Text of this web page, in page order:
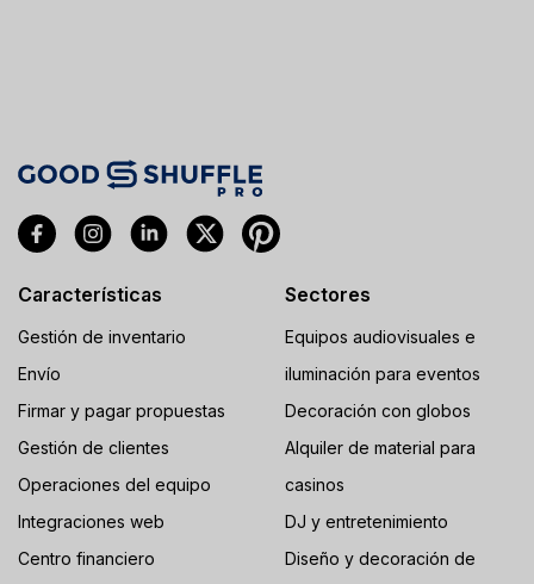
Características
Gestión de inventario
Envío
Firmar y pagar propuestas
Gestión de clientes
Operaciones del equipo
Integraciones web
Centro financiero
Sectores
Equipos audiovisuales e
iluminación para eventos
Decoración con globos
Alquiler de material para
casinos
DJ y entretenimiento
Diseño y decoración de